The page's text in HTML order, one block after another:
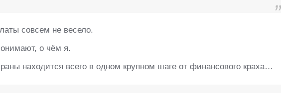
совсем не весело.
о чём я.
находится всего в одном крупном шаге от финансового краха…